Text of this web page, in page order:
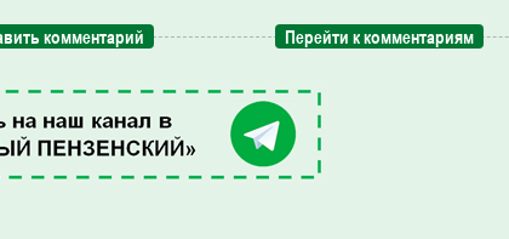
комментарий Перейти к комментариям